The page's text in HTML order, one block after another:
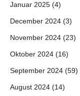
Januar 2025 (4)
December 2024 (3)
November 2024 (23)
Oktober 2024 (16)
September 2024 (59)
August 2024 (14)